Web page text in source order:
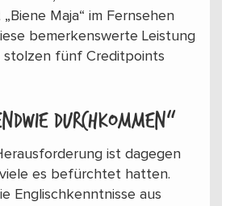
Maja“ im Fernsehen
bemerkenswerte Leistung
stolzen fünf Creditpoints
durchkommen“
ist dagegen
es befürchtet hatten.
Englischkenntnisse aus